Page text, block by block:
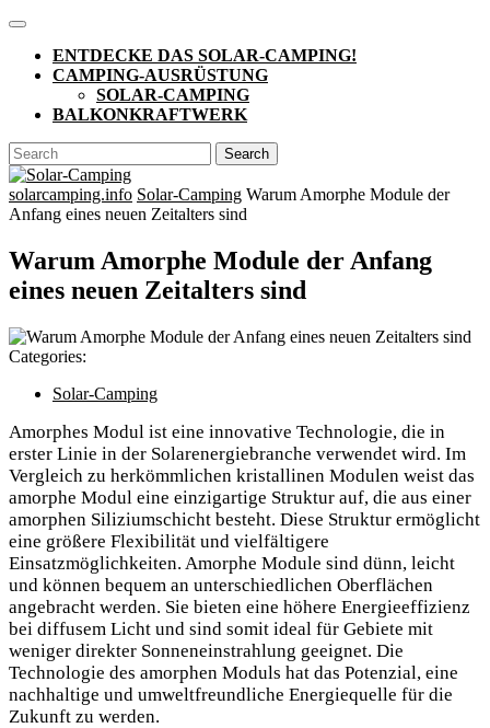
Skip
content
Open
ButtonENTDECKE DAS SOLAR-CAMPING!
CAMPING-AUSRÜSTUNG
SOLAR-CAMPING
BALKONKRAFTWERK
CLOSE
BUTTON
Search
for:
solarcamping.info Solar-Camping Warum Amorphe Module der
Anfang eines neuen Zeitalters sind
Warum Amorphe Module der Anfang
eines neuen Zeitalters sind
Categories:
Solar-Camping
Amorphes Modul ist eine innovative Technologie, die in
erster Linie in der Solarenergiebranche verwendet wird. Im
Vergleich zu herkömmlichen kristallinen Modulen weist das
amorphe Modul eine einzigartige Struktur auf, die aus einer
amorphen Siliziumschicht besteht. Diese Struktur ermöglicht
eine größere Flexibilität und vielfältigere
Einsatzmöglichkeiten. Amorphe Module sind dünn, leicht
und können bequem an unterschiedlichen Oberflächen
angebracht werden. Sie bieten eine höhere Energieeffizienz
bei diffusem Licht und sind somit ideal für Gebiete mit
weniger direkter Sonneneinstrahlung geeignet. Die
Technologie des amorphen Moduls hat das Potenzial, eine
nachhaltige und umweltfreundliche Energiequelle für die
Zukunft zu werden.